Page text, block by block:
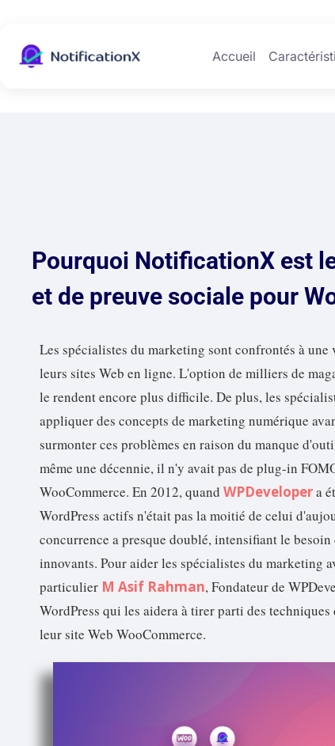
Accueil
Pourquoi NotificationX est
et de preuve sociale pour
Les spécialistes du marketing sont confrontés à
leurs sites Web en ligne. L'option de milliers de
le rendent encore plus difficile. De plus, les
appliquer des concepts de marketing numérique
surmonter ces problèmes en raison du manque
même une décennie, il n'y avait pas de plug-in
WooCommerce. En 2012, quand WPDevelopera
WordPress actifs n'était pas la moitié de celui
concurrence a presque doublé, intensifiant le
innovants. Pour aider les spécialistes du marketing
particulier M Asif Rahman, Fondateur de
WordPress qui les aidera à tirer parti des
leur site Web WooCommerce.